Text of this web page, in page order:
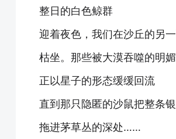
整日的白色鲸群
迎着夜色，我们在沙丘的另
枯坐。那些被大漠吞噬的明媚
正以星子的形态缓缓回流
直到那只隐匿的沙鼠把整条
拖进茅草丛的深处……